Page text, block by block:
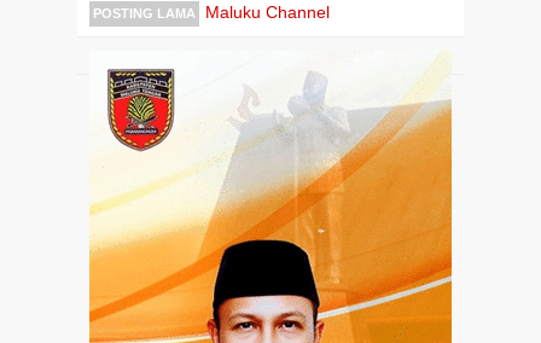
POSTING LAMA Maluku Channel